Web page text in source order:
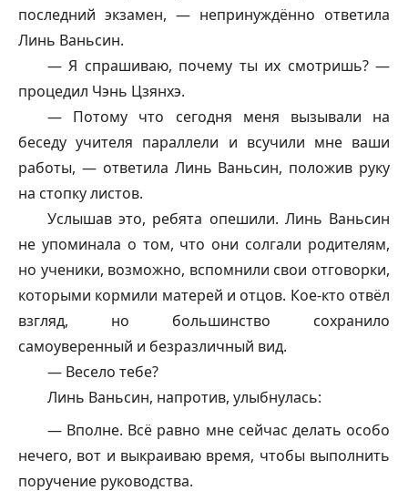
последний экзамен, — непринуждённо ответила
Линь Ваньсин.
— Я спрашиваю, почему ты их смотришь? —
процедил Чэнь Цзянхэ.
— Потому что сегодня меня вызывали на
беседу учителя параллели и всучили мне ваши
работы, — ответила Линь Ваньсин, положив руку
на стопку листов.
Услышав это, ребята опешили. Линь Ваньсин
не упоминала о том, что они солгали родителям,
но ученики, возможно, вспомнили свои отговорки,
которыми кормили матерей и отцов. Кое-кто отвёл
взгляд, но большинство сохранило
самоуверенный и безразличный вид.
— Весело тебе?
Линь Ваньсин, напротив, улыбнулась:
— Вполне. Всё равно мне сейчас делать особо
нечего, вот и выкраиваю время, чтобы выполнить
поручение руководства.